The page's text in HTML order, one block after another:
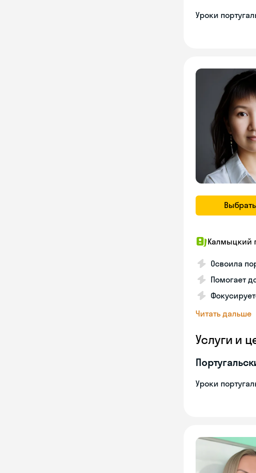
Уроки
Калмыцкий
Освоила
Помогает
Читать дальше
Услуги и
Уроки